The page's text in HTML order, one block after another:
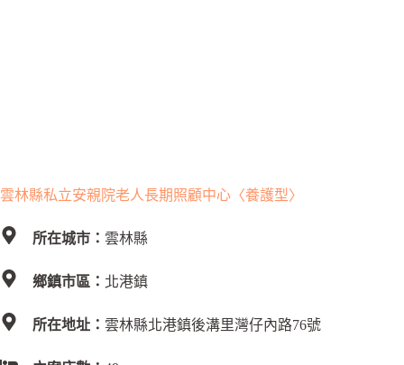
雲林縣私立安親院老人長期照顧中心〈養護型〉
所在城市： 雲林縣
鄉鎮市區： 北港鎮
所在地址： 雲林縣北港鎮後溝里灣仔內路76號